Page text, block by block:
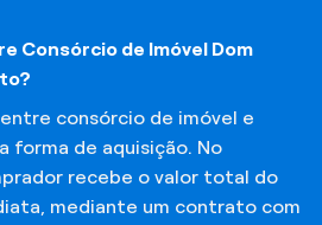
Consórcio de Imóvel Dom
consórcio de imóvel e
forma de aquisição. No
recebe o valor total do
mediante um contrato com